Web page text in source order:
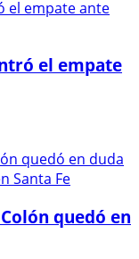
el empate
quedó en